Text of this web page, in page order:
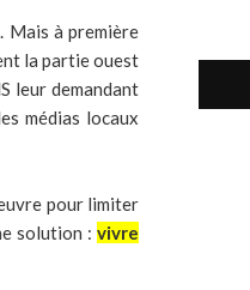
Mais à première
la partie ouest
leur demandant
médias locaux
pour limiter
solution : vivre